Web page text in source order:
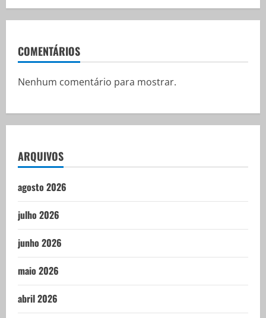
COMENTÁRIOS
Nenhum comentário para mostrar.
ARQUIVOS
agosto 2026
julho 2026
junho 2026
maio 2026
abril 2026